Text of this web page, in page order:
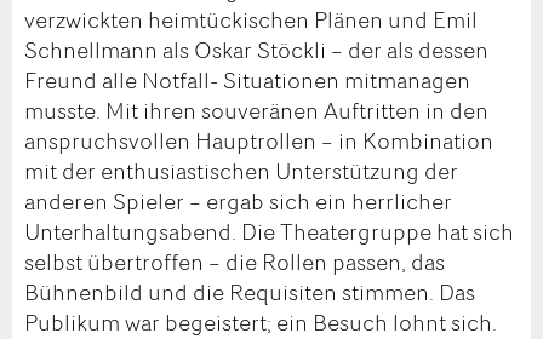
verzwickten heimtückischen Plänen und Emil
Schnellmann als Oskar Stöckli – der als dessen
Freund alle Notfall- Situationen mitmanagen
musste. Mit ihren souveränen Auftritten in den
anspruchsvollen Hauptrollen – in Kombination
mit der enthusiastischen Unterstützung der
anderen Spieler – ergab sich ein herrlicher
Unterhaltungsabend. Die Theatergruppe hat sich
selbst übertroffen – die Rollen passen, das
Bühnenbild und die Requisiten stimmen. Das
Publikum war begeistert; ein Besuch lohnt sich.